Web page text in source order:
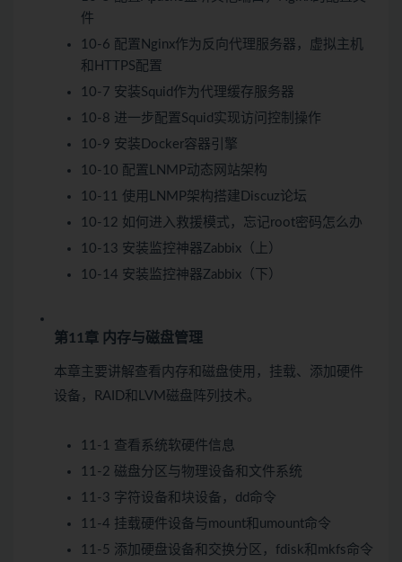
件
10-6 配置Nginx作为反向代理服务器，虚拟主机
和HTTPS配置
10-7 安装Squid作为代理缓存服务器
10-8 进一步配置Squid实现访问控制操作
10-9 安装Docker容器引擎
10-10 配置LNMP动态网站架构
10-11 使用LNMP架构搭建Discuz论坛
10-12 如何进入救援模式，忘记root密码怎么办
10-13 安装监控神器Zabbix（上）
10-14 安装监控神器Zabbix（下）
第11章 内存与磁盘管理
本章主要讲解查看内存和磁盘使用，挂载、添加硬件
设备，RAID和LVM磁盘阵列技术。
11-1 查看系统软硬件信息
11-2 磁盘分区与物理设备和文件系统
11-3 字符设备和块设备，dd命令
11-4 挂载硬件设备与mount和umount命令
11-5 添加硬盘设备和交换分区，fdisk和mkfs命令